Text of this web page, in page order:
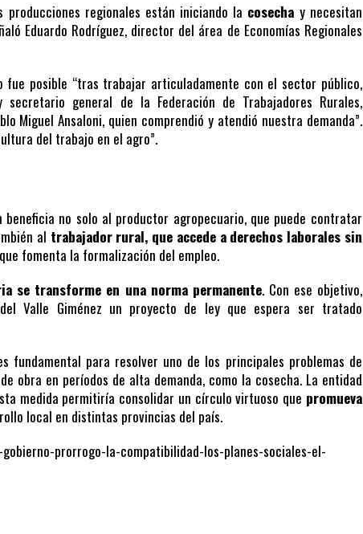
regionales están iniciando la cosecha y necesitan
Eduardo Rodríguez, director del área de Economías Regionales
posible “tras trabajar articuladamente con el sector público,
general de la Federación de Trabajadores Rurales,
Miguel Ansaloni, quien comprendió y atendió nuestra demanda”.
del trabajo en el agro”.
beneficia no solo al productor agropecuario, que puede contratar
al trabajador rural, que accede a derechos laborales sin
fomenta la formalización del empleo.
se transforme en una norma permanente. Con ese objetivo,
Valle Giménez un proyecto de ley que espera ser tratado
fundamental para resolver uno de los principales problemas de
obra en períodos de alta demanda, como la cosecha. La entidad
medida permitiría consolidar un círculo virtuoso que promueva
local en distintas provincias del país.
prorrogo-la-compatibilidad-los-planes-sociales-el-